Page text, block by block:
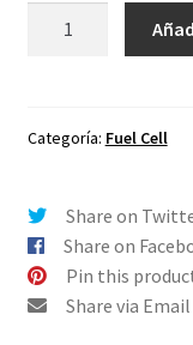
Oakley
Café
Degradé
cantidad
Categoría: Fuel Cell
Share on
Share on
Pin this
Share via Email